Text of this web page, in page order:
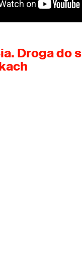
Droga do